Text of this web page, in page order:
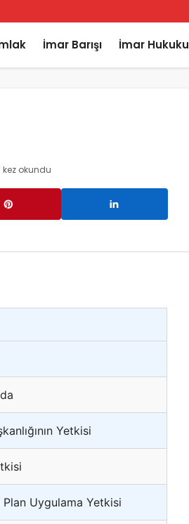
İmar Barışı İmar Hukuku
kez okundu
Yetkisi
Plan Uygulama Yetkisi